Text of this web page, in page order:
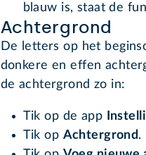
blauw is, staat de
Achtergrond
De letters op het
donkere en effen
de achtergrond zo in:
Tik op de app
Tik op Achtergrond.